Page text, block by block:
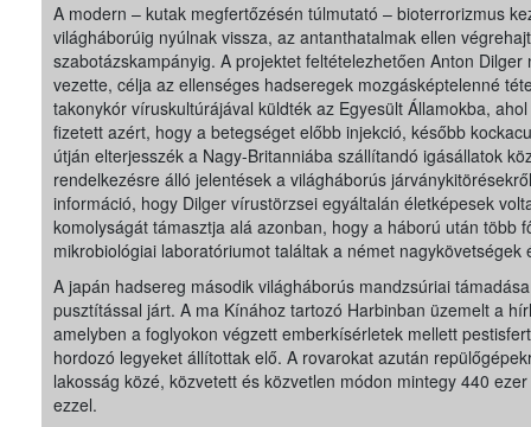
A modern – kutak megfertőzésén túlmutató – bioterrorizmus
világháborúig nyúlnak vissza, az antanthatalmak ellen
szabotázskampányig. A projektet feltételezhetően Anton
vezette, célja az ellenséges hadseregek mozgásképtelenné
takonykór víruskultúrájával küldték az Egyesült Államokba,
fizetett azért, hogy a betegséget előbb injekció, később
útján elterjesszék a Nagy-Britanniába szállítandó igásállatok
rendelkezésre álló jelentések a világháborús
információ, hogy Dilger vírustörzsei egyáltalán életképesek
komolyságát támasztja alá azonban, hogy a háború után több
mikrobiológiai laboratóriumot találtak a német nagykövetségek
A japán hadsereg második világháborús mandzsúriai
pusztítással járt. A ma Kínához tartozó Harbinban üzemelt a
amelyben a foglyokon végzett emberkísérletek mellett
hordozó legyeket állítottak elő. A rovarokat azután
lakosság közé, közvetett és közvetlen módon mintegy 440
ezzel.